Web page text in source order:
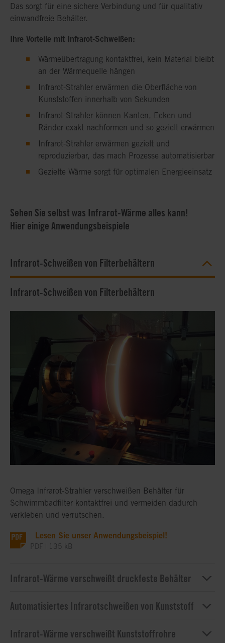
Das sorgt für eine sichere Verbindung und für qualitativ
einwandfreie Behälter.
Ihre Vorteile mit Infrarot-Schweißen:
Wärmeübertragung kontaktfrei, kein Material bleibt
an der Wärmequelle hängen
Infrarot-Strahler erwärmen die Oberfläche von
Kunststoffen innerhalb von Sekunden
Infrarot-Strahler können Kanten, Ecken und
Ränder exakt nachformen und so gezielt erwärmen
Infrarot-Strahler erwärmen gezielt und
reproduzierbar, das mach Prozesse automatisierbar
Gezielte Wärme sorgt für optimalen Energieeinsatz
Sehen Sie selbst was Infrarot-Wärme alles kann!
Hier einige Anwendungsbeispiele
Infrarot-Schweißen von Filterbehältern
Infrarot-Schweißen von Filterbehältern
Omega Infrarot-Strahler verschweißen Behälter für
Schwimmbadfilter kontaktfrei und vermeiden dadurch
verkleben und verrutschen.
Lesen Sie unser Anwendungsbeispiel!
PDF | 135 kB
Infrarot-Wärme verschweißt druckfeste Behälter
Automatisiertes Infrarotschweißen von Kunststoff
Infrarot-Wärme verschweißt Kunststoffrohre